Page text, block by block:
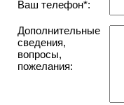
Ваш телефон*:
Дополнительные
сведения,
вопросы,
пожелания: